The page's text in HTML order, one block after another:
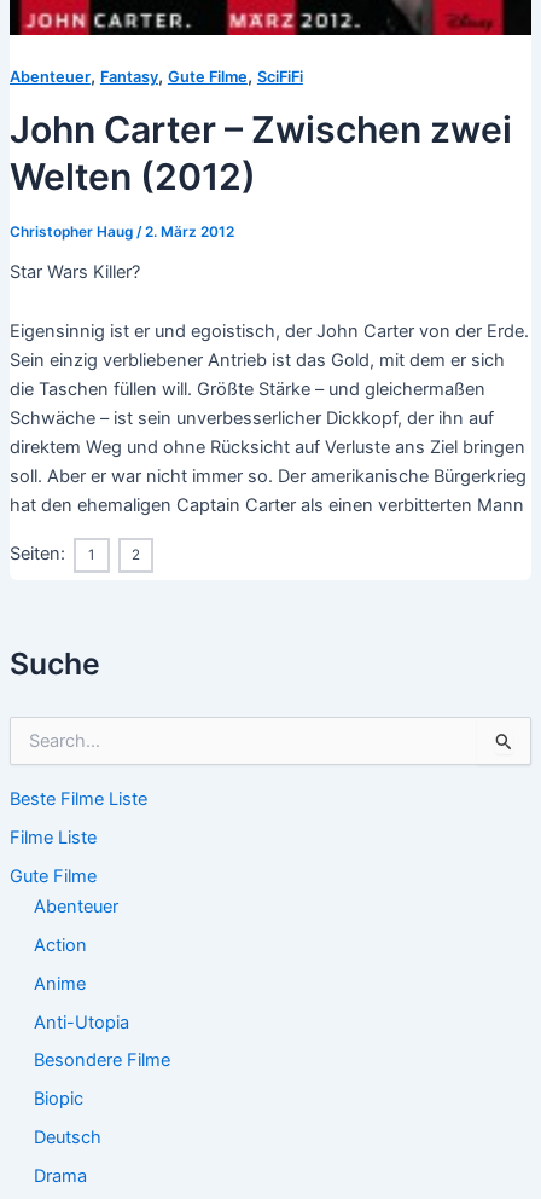
Suche
h
n
n
Beste Filme Liste
Filme Liste
Gute Filme
Abenteuer
Action
Anime
Anti-Utopia
Besondere Filme
Biopic
Deutsch
Drama
Abenteuer, Fantasy, Gute Filme, SciFiFi
John Carter – Zwischen zwei
Welten (2012)
Christopher Haug /2. März 2012
Star Wars Killer?
Eigensinnig ist er und egoistisch, der John Carter von der Erde.
Sein einzig verbliebener Antrieb ist das Gold, mit dem er sich
die Taschen füllen will. Größte Stärke – und gleichermaßen
Schwäche – ist sein unverbesserlicher Dickkopf, der ihn auf
direktem Weg und ohne Rücksicht auf Verluste ans Ziel bringen
soll. Aber er war nicht immer so. Der amerikanische Bürgerkrieg
hat den ehemaligen Captain Carter als einen verbitterten Mann
Seiten: 1 2